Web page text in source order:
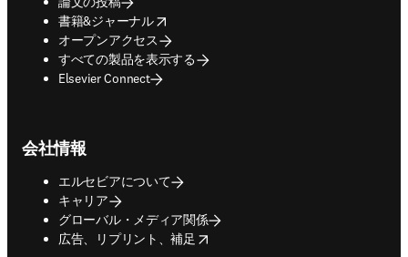
書籍&ジャーナル
opens in new tab/window
オープンアクセス
すべての製品を表示する
Elsevier Connect
会社情報
エルセビアについて
キャリア
グローバル・メディア関係
広告、リプリント、補足
opens in new tab/window